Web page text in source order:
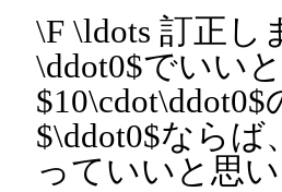
\F \ldots 訂正し
\ddot0$でいい
$\ddot0$ならば
っていいと思